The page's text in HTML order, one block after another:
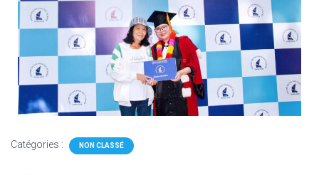
Catégories : NON CLASSÉ